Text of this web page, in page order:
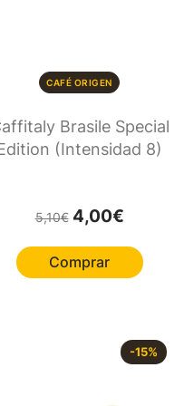
es: 4,30€.
CAFÉ ORIGEN
Brasile Special
(Intensidad 8)
5,10€ El precio original
4,00€El precio
Comprar
-15%